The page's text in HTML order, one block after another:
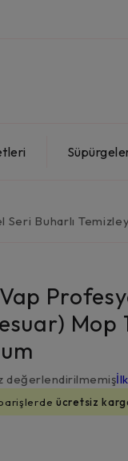
Seri Buharlı
Mop
değerlendirilmemiş
ücretsiz